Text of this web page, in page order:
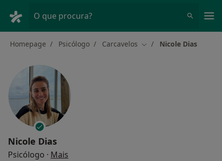
O que procura?
Homepage Psicólogo Carcavelos Mudar de cidade
Nicole Dias
Nicole Dias
Psicólogo · Mais